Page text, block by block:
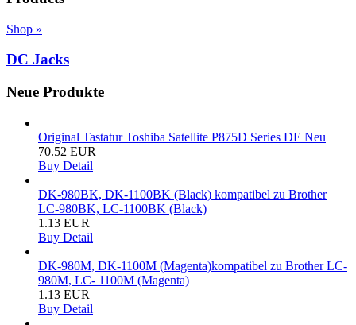
Shop »
DC Jacks
Neue Produkte
Original Tastatur Toshiba Satellite P875D Series DE Neu
70.52 EUR
Buy Detail
DK-980BK, DK-1100BK (Black) kompatibel zu Brother
LC-980BK, LC-1100BK (Black)
1.13 EUR
Buy Detail
DK-980M, DK-1100M (Magenta)kompatibel zu Brother LC-
980M, LC- 1100M (Magenta)
1.13 EUR
Buy Detail